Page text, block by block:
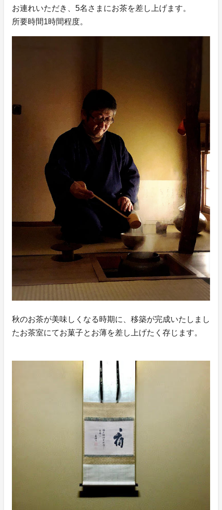
お連れいただき、5名さまにお茶を差し上げます。
所要時間1時間程度。
秋のお茶が美味しくなる時期に、移築が完成いたしまし
たお茶室にてお菓子とお薄を差し上げたく存じます。